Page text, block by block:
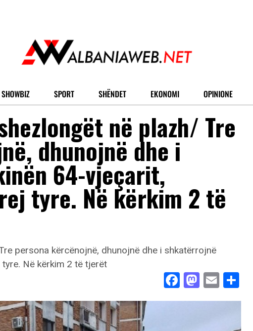
SHOWBIZ SPORT SHËNDET EKONOMI OPINIONE
në plazh/ Tre
dhunojnë dhe i
64-vjeçarit,
tyre. Në kërkim 2 të
Facebook